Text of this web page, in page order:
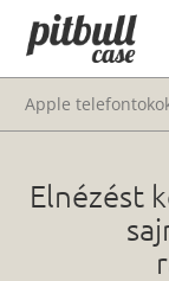
Apple
Elnézést